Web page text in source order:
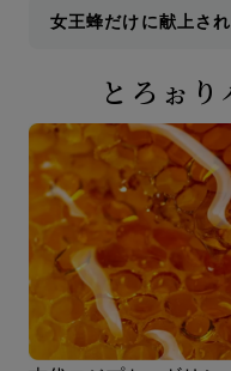
女王蜂だけに献上さ
とろぉ